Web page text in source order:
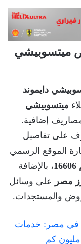
ميتسوبيشي
دايموند
ميتسوبيشي
إضافية.
على تفاصيل
الموقع الرسمي
، بالإضافة
مصر على وسائل
والمستجدات.